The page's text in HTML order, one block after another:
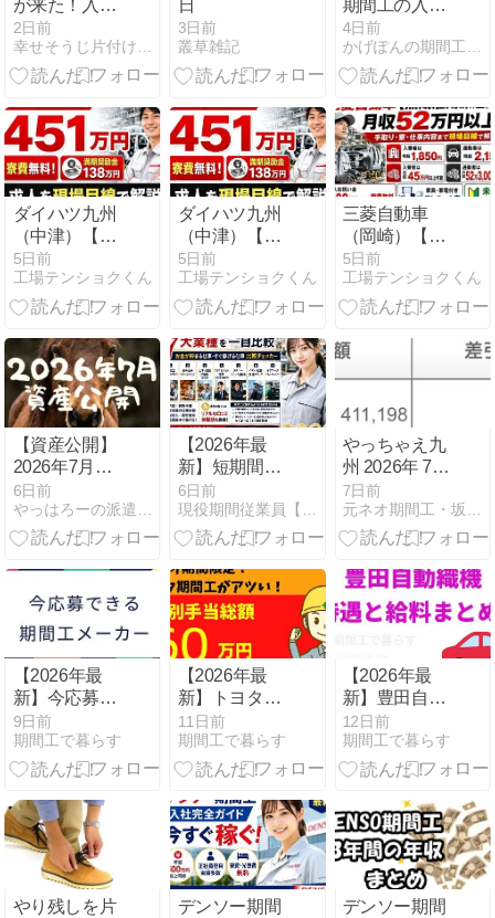
が来た！入社
祝い金100
万】トヨタ期
間工絶賛募集
2日前
幸せそうじ片付け共創期間工派遣ブログ
日
3日前
叢草雑記
期間工の入社
祝い金100万
円に倍増！い
つもらえる？
く解説
4日前
かげぽんの期間工ブログ
ダイハツ九州
（中津）【期
間工】年収
451万円・寮
費無料！満期
円の求人を現
場目線で解説
5日前
工場テンショクくん
ダイハツ九州
（中津）【期
間工】年収
451万円・寮
費無料！満期
円の求人を現
場目線で解説
5日前
工場テンショクくん
三菱自動車
（岡崎）【無
期雇用派遣】
は月収52万円
以上？手取
内容まで現場
5日前
工場テンショクくん
【資産公開】
2026年7月の
収支（前月比
+82万）
6日前
【2026年最
新】短期間で
100万円貯め
る！学歴・資
格不要の稼げ
徹底比較
6日前
やっちゃえ九
州 2026年 7月
給料
7日前
【2026年最
新】今応募で
きる期間工メ
ーカーおすす
め7社を徹底
い金・日給・
寮費で選ぶ
9日前
期間工で暮らす
【2026年最
新】トヨタ期
間工の応募方
法4つを比較
｜損しない選
11日前
期間工で暮らす
【2026年最
新】豊田自動
織機期間工の
待遇・給料ま
とめ｜入社特
費無料
12日前
期間工で暮らす
やり残しを片
デンソー期間
デンソー期間